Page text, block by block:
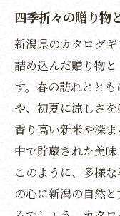
贈り物が
心に残る
新潟の魅
四季折々の贈り物
新潟県のカタログ
詰め込んだ贈り物
す。春の訪れとと
や、初夏に涼しさを
香り高い新米や深
中で貯蔵された美味
このように、多様
の心に新潟の自然